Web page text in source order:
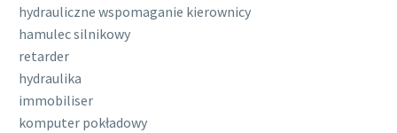
hydrauliczne wspomaganie kierownicy
hamulec silnikowy
retarder
hydraulika
immobiliser
komputer pokładowy